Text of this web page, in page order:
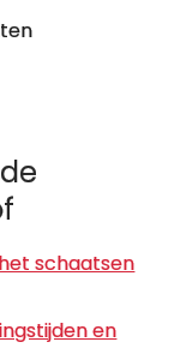
schaatsen
en